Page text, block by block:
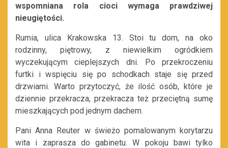
wspomniana rola cioci wymaga prawdziwej
nieugiętości.
Rumia, ulica Krakowska 13. Stoi tu dom, na oko
rodzinny, piętrowy, z niewielkim ogródkiem
wyczekującym cieplejszych dni. Po przekroczeniu
furtki i wspięciu się po schodkach staje się przed
drzwiami. Warto przytoczyć, że ilość osób, które je
dziennie przekracza, przekracza też przeciętną sumę
mieszkających pod jednym dachem.
Pani Anna Reuter w świeżo pomalowanym korytarzu
wita i zaprasza do gabinetu. W pokoju bawi tylko